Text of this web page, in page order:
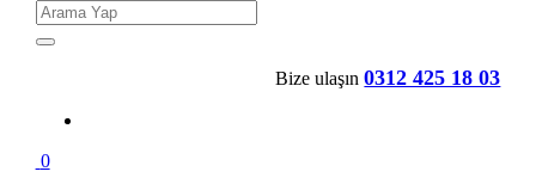
Bize ulaşın 0312 425 18 03
0